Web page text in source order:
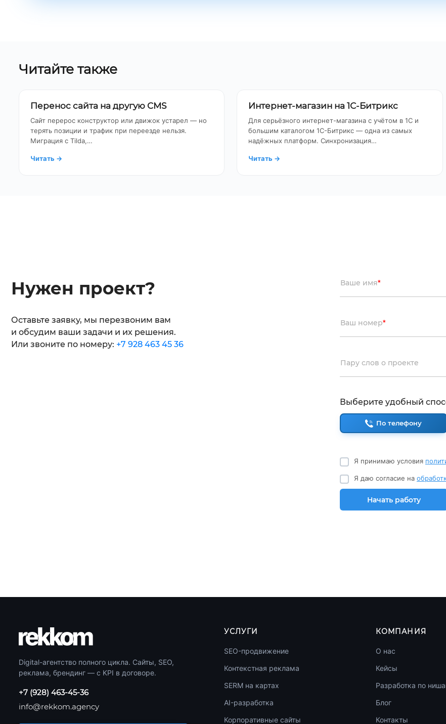
Читайте также
Перенос сайта на другую CMS
Сайт перерос конструктор или движок устарел — но
терять позиции и трафик при переезде нельзя.
Миграция с Tilda,…
Читать →
Интернет-магазин на 1С-Битрикс
Для серьёзного интернет-магазина с учётом в 1С и
большим каталогом 1С-Битрикс — одна из самых
надёжных платформ. Синхронизация…
Читать →
Нужен проект?
Оставьте заявку, мы перезвоним вам
и обсудим ваши задачи и их решения.
Или звоните по номеру: +7 928 463 45 36
Ваше имя*
Ваш номер*
Пару слов о проекте
Выберите удобный
По телефону
Я принимаю условия
Я даю согласие на
Начать работу
Digital-агентство полного цикла. Сайты, SEO,
реклама, брендинг — с KPI в договоре.
+7 (928) 463-45-36
info@rekkom.agency
УСЛУГИ
SEO-продвижение
Контекстная реклама
SERM на картах
AI-разработка
Корпоративные сайты
КОМПАНИЯ
О нас
Кейсы
Разработка по
Блог
Контакты